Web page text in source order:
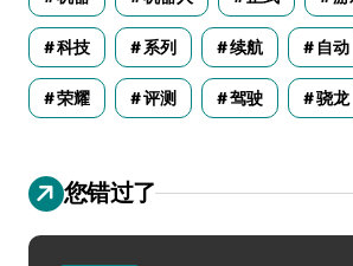
科技 系列 续航 自动
荣耀 评测 驾驶 骁龙
您错过了